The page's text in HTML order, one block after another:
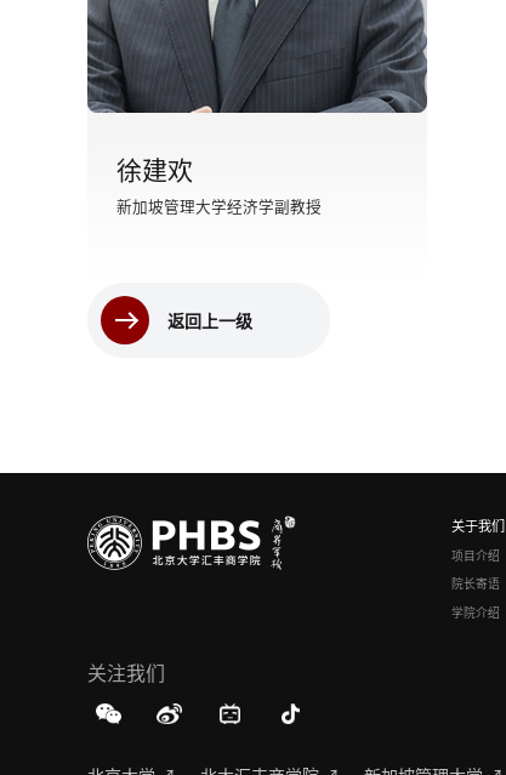
徐建欢
新加坡管理大学经济学副教授
返回上一级
关于我们
项目介绍
院长寄语
学院介绍
关注我们